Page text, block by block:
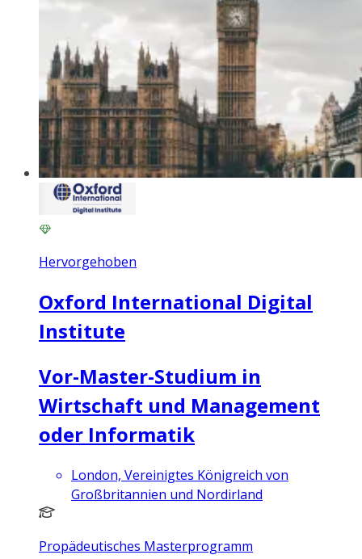
Hervorgehoben
Oxford International Digital
Institute
Vor-Master-Studium in
Wirtschaft und Management
oder Informatik
London, Vereinigtes Königreich von
Großbritannien und Nordirland
Propädeutisches Masterprogramm